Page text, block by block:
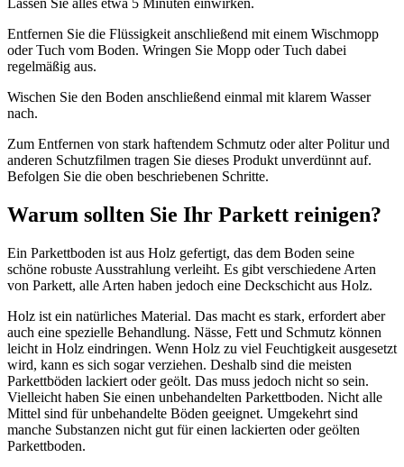
Lassen Sie alles etwa 5 Minuten einwirken.
Entfernen Sie die Flüssigkeit anschließend mit einem Wischmopp
oder Tuch vom Boden. Wringen Sie Mopp oder Tuch dabei
regelmäßig aus.
Wischen Sie den Boden anschließend einmal mit klarem Wasser
nach.
Zum Entfernen von stark haftendem Schmutz oder alter Politur und
anderen Schutzfilmen tragen Sie dieses Produkt unverdünnt auf.
Befolgen Sie die oben beschriebenen Schritte.
Warum sollten Sie Ihr Parkett reinigen?
Ein Parkettboden ist aus Holz gefertigt, das dem Boden seine
schöne robuste Ausstrahlung verleiht. Es gibt verschiedene Arten
von Parkett, alle Arten haben jedoch eine Deckschicht aus Holz.
Holz ist ein natürliches Material. Das macht es stark, erfordert aber
auch eine spezielle Behandlung. Nässe, Fett und Schmutz können
leicht in Holz eindringen. Wenn Holz zu viel Feuchtigkeit ausgesetzt
wird, kann es sich sogar verziehen. Deshalb sind die meisten
Parkettböden lackiert oder geölt. Das muss jedoch nicht so sein.
Vielleicht haben Sie einen unbehandelten Parkettboden. Nicht alle
Mittel sind für unbehandelte Böden geeignet. Umgekehrt sind
manche Substanzen nicht gut für einen lackierten oder geölten
Parkettboden.